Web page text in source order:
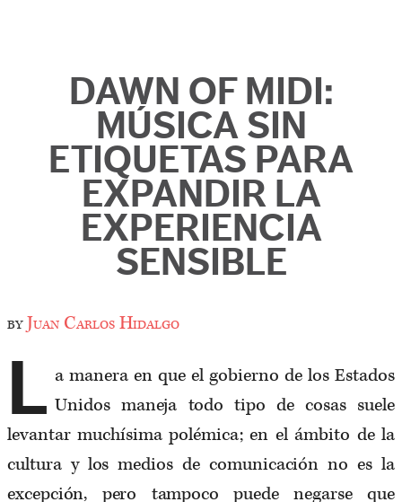
DAWN OF MIDI:
MÚSICA SIN
ETIQUETAS PARA
EXPANDIR LA
EXPERIENCIA
SENSIBLE
byJuan Carlos Hidalgo
L a manera en que el gobierno de los Estados
Unidos maneja todo tipo de cosas suele
levantar muchísima polémica; en el ámbito de la
cultura y los medios de comunicación no es la
excepción, pero tampoco puede negarse que